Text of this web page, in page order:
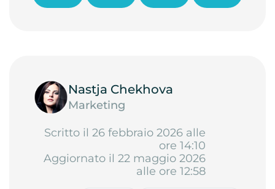
Nastja Chekhova
Marketing
Scritto il 26 febbraio 2026 alle
ore 14:10
Aggiornato il 22 maggio 2026
alle ore 12:58